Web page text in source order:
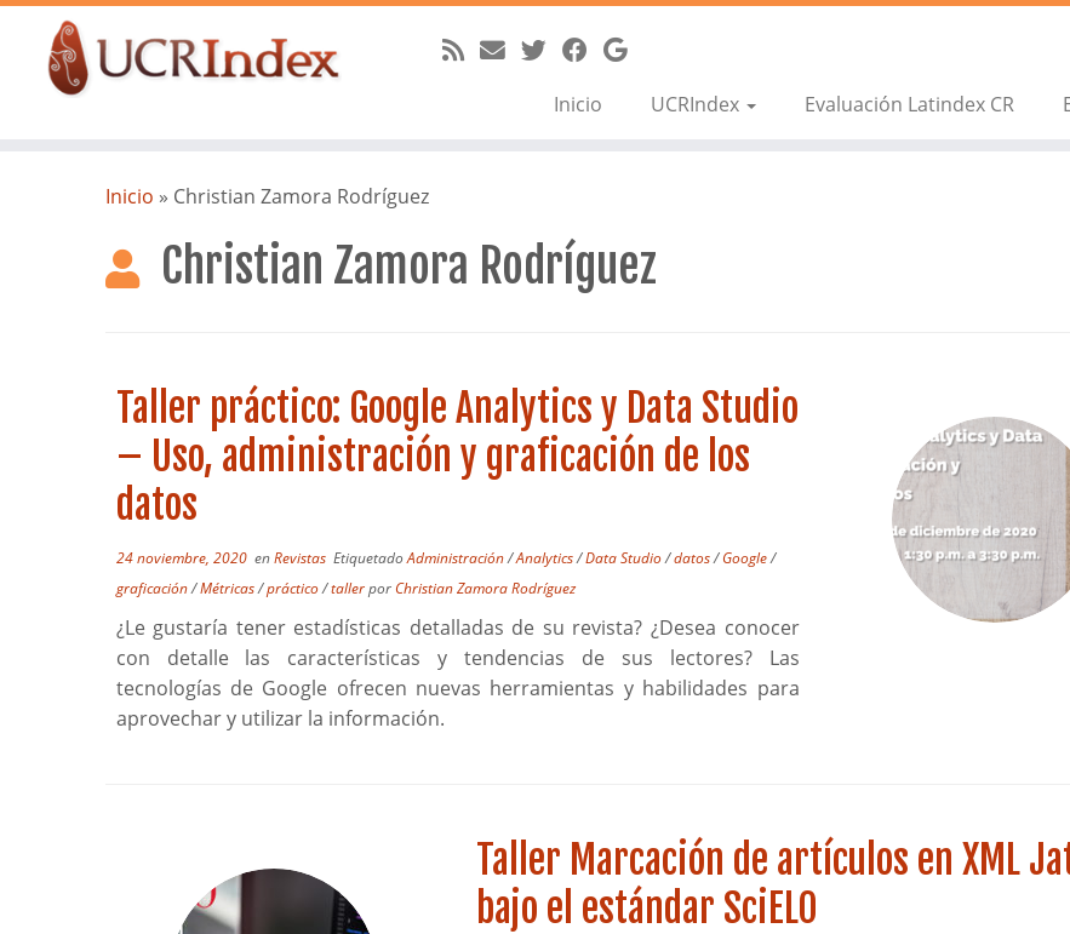
Inicio UCRIndex Evaluación Latindex CR
Inicio » Christian Zamora Rodríguez
Christian Zamora Rodríguez
Taller práctico: Google Analytics y Data Studio
– Uso, administración y graficación de los
datos
24 noviembre, 2020enRevistas EtiquetadoAdministración/Analytics/Data Studio/datos/Google/
graficación/Métricas/práctico/tallerporChristian Zamora Rodríguez
¿Le gustaría tener estadísticas detalladas de su revista? ¿Desea conocer
con detalle las características y tendencias de sus lectores? Las
tecnologías de Google ofrecen nuevas herramientas y habilidades para
aprovechar y utilizar la información.
Taller Marcación de artículos en XML
bajo el estándar SciELO